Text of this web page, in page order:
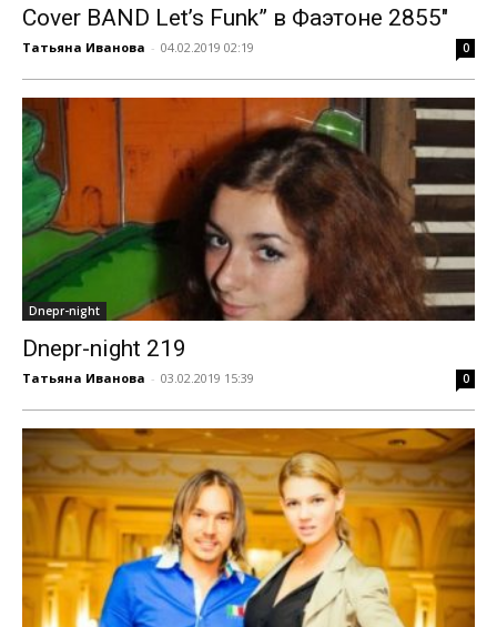
Cover BAND Let’s Funk” в Фаэтоне 2855″
Татьяна Иванова - 04.02.2019 02:19 0
Dnepr-night
Dnepr-night 219
Татьяна Иванова - 03.02.2019 15:39 0